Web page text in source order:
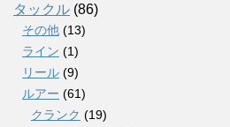
タックル (86)
その他 (13)
ライン (1)
リール (9)
ルアー (61)
クランク (19)